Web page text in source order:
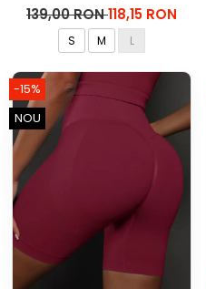
139,00 RON118,15 RON
S M L
-15%
NOU